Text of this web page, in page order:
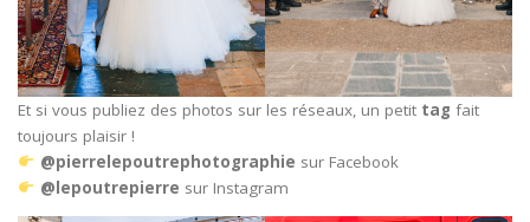
Et si vous publiez des photos sur les réseaux, un petit tag fait
toujours plaisir !
@pierrelepoutrephotographie sur Facebook
@lepoutrepierre sur Instagram